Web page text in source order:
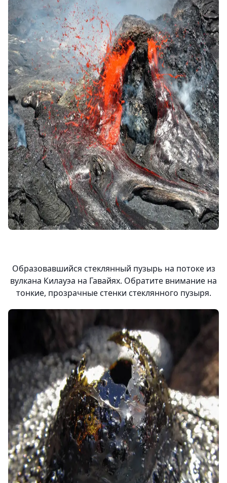
Образовавшийся стеклянный пузырь на потоке из
вулкана Килауэа на Гавайях. Обратите внимание на
тонкие, прозрачные стенки стеклянного пузыря.